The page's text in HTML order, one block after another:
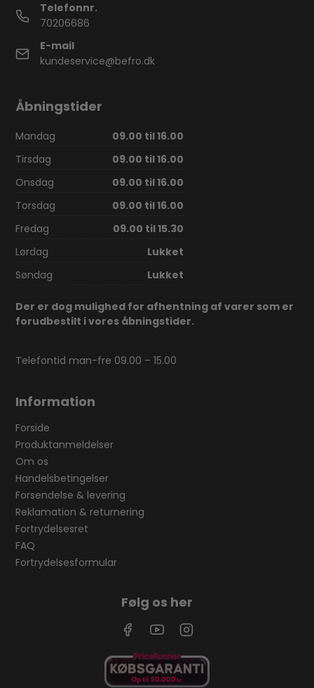
Telefonnr.
70206686
E-mail
kundeservice@befro.dk
Åbningstider
Mandag
09.00 til 16.00
Tirsdag
09.00 til 16.00
Onsdag
09.00 til 16.00
Torsdag
09.00 til 16.00
Fredag
09.00 til 15.30
Lørdag
Lukket
Søndag
Lukket
Der er dog mulighed for afhentning af varer som er
forudbestilt i vores åbningstider.
Telefontid man-fre 09.00 – 15.00
Information
Forside
Produktanmeldelser
Om os
Handelsbetingelser
Forsendelse & levering
Reklamation & returnering
Fortrydelsesret
FAQ
Fortrydelsesformular
Følg os her